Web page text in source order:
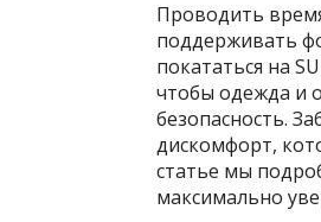
Проводить
поддерживать
покататься на
чтобы одежда и
безопасность.
дискомфорт,
статье мы
максимально